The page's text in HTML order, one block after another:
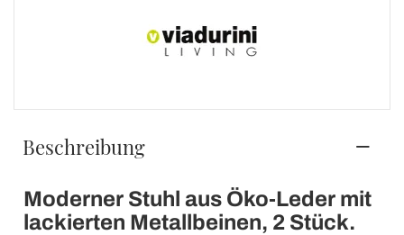
Beschreibung
Moderner Stuhl aus Öko-Leder mit
lackierten Metallbeinen, 2 Stück.